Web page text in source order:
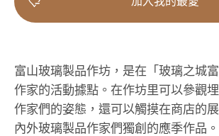
富山玻璃製品作坊，是在「玻璃之城
作家的活動據點。在作坊里可以參觀
作家們的姿態，還可以觸摸在商店的
內外玻璃製品作家們獨創的應季作品